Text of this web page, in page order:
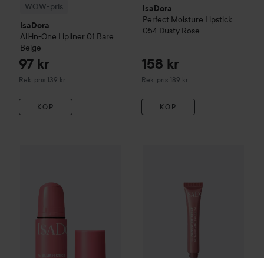
WOW-pris
IsaDora
All-in-One Lipliner 01 Bare
Beige
97 kr
Rek. pris 139 kr
Rekommenderat pris 139 kr
KÖP
IsaDora
Perfect Moisture Lipstick
054 Dusty Rose
158 kr
Rek. pris 189 kr
Rekommenderat pris 189 kr
KÖP